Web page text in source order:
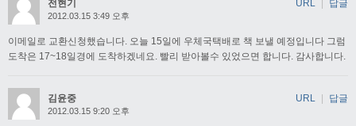
전현기
2012.03.15 3:49 오후
이메일로 교환신청했습니다. 오늘 15일에 우체국택배로 책 보낼 예정입니다 그럼
도착은 17~18일경에 도착하겠네요. 빨리 받아볼수 있었으면 합니다. 감사합니다.
URL 답글
김윤중
2012.03.15 9:20 오후
URL | 답글